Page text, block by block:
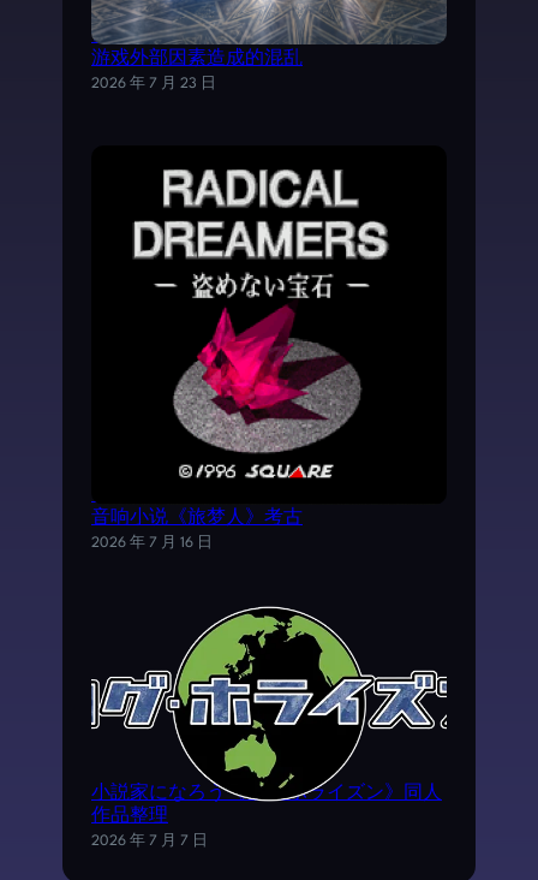
试以AI分析《魔力宝贝》日文剧情，理清
游戏外部因素造成的混乱
2026 年 7 月 23 日
音响小说《旅梦人》考古
2026 年 7 月 16 日
小説家になろう《ログ·ホライズン》同人
作品整理
2026 年 7 月 7 日